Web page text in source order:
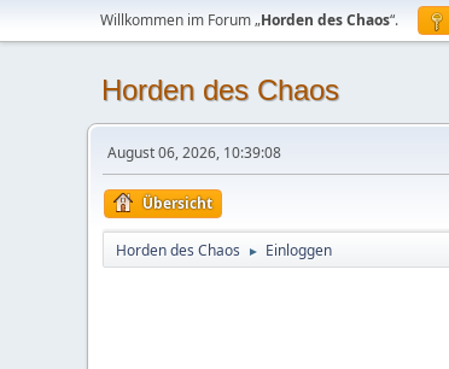
Willkommen im Forum „Horden des Chaos“.
Horden des Chaos
August 06, 2026, 10:39:08
Übersicht
Horden des Chaos ► Einloggen